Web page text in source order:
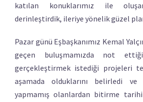
katılan konuklarımız ile
derinleştirdik, ileriye yönelik güzel
Pazar günü Eşbaşkanımız Kemal
geçen buluşmamızda not
gerçekleştirmek istediği projeleri
aşamada olduklarını belirledi ve
yapmamış olanlardan bitirme